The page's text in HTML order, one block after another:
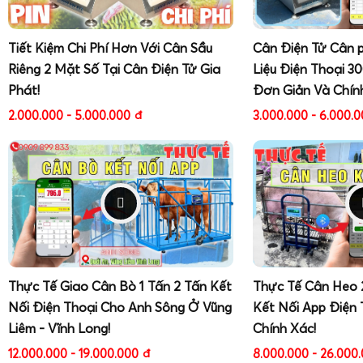
Thử dùng nguồn pin nếu trước đó dùng điện
Nếu vẫn không lên, có thể mạch nguồn trong
bị lỗi, cần kỹ thuật can thiệp.
Màn hình báo lỗi quá tải, lỗi cảm biến:
Kiểm tra xem có vật nặng kẹt dưới bàn cân, có
hay không.
Kiểm tra dây loadcell, hộp nối, đầu cắm vào bộ
hóa, đứt gãy.
Cân nhảy số, không ổn định:
Đảm bảo cân đặt trên mặt phẳng vững,
mạnh.
Kiểm tra xem có vật chạm vào bàn cân, dây cáp
Vệ sinh khu vực dưới bàn cân, loại bỏ vật cản,
Cân sai số lớn
Thử hiệu chuẩn lại theo
hướng dẫn hiệu chuẩn
T7E.
Tiết Kiệm Chi Phí Hơn Với Cân Sầu
Riêng 2 Mặt Số Tại Cân Điện Tử Gia
Phát!
2.000.000 - 5.000.000 đ
Cân Điện Tử Cân
Liệu Điện Thoại
Đơn Giản Và
3.000.000 -
Thực Tế Giao Cân Bò 1 Tấn 2 Tấn Kết
Nối Điện Thoại Cho Anh Sông Ở Vũng
Liêm - Vĩnh Long!
12.000.000 - 19.000.000 đ
Thực Tế Cân
Kết Nối App Điện
Chính Xác!
8.000.000 -